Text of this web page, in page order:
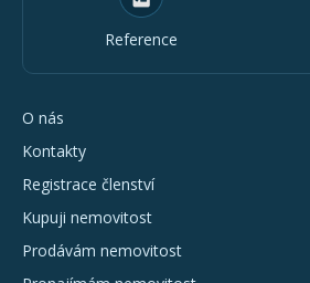
Reference
O nás
Kontakty
Registrace členství
Kupuji nemovitost
Prodávám nemovitost